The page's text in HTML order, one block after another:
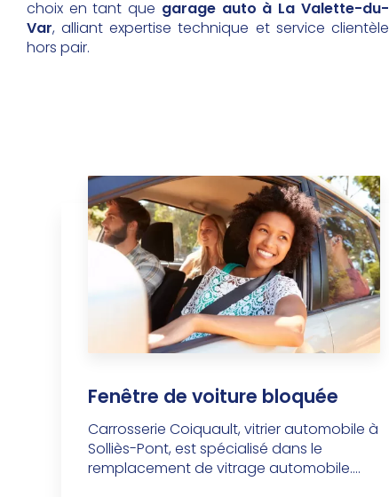
choix en tant que garage auto à La Valette-du-
Var, alliant expertise technique et service clientèle
hors pair.
Fenêtre de voiture bloquée
Carrosserie Coiquault, vitrier automobile à
Solliès-Pont, est spécialisé dans le
remplacement de vitrage automobile....